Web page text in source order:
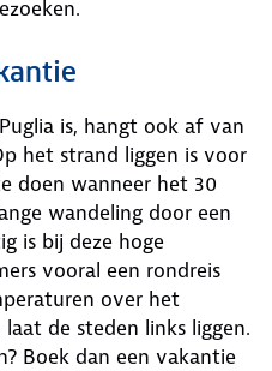
is, hangt ook af van
het strand liggen is voor
doen wanneer het 30
wandeling door een
is bij deze hoge
vooral een rondreis
over het
de steden links liggen.
Boek dan een vakantie